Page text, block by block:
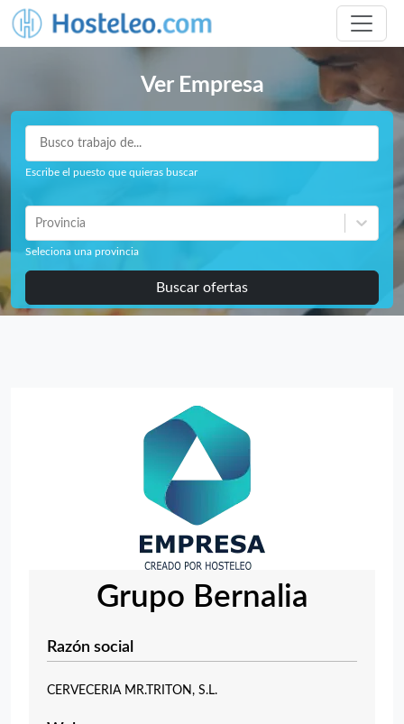
Ver Empresa
Escribe el puesto que quieras buscar
Provincia
Seleciona una provincia
Buscar ofertas
Grupo Bernalia
Razón social
CERVECERIA MR.TRITON, S.L.